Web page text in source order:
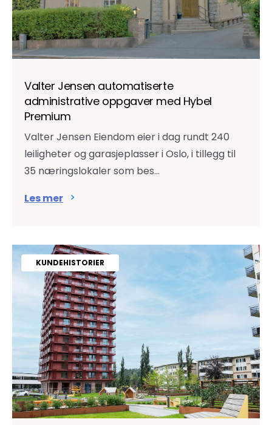
Valter Jensen automatiserte
administrative oppgaver med Hybel
Premium
Valter Jensen Eiendom eier i dag rundt 240
leiligheter og garasjeplasser i Oslo, i tillegg til
35 næringslokaler som bes...
Les mer
KUNDEHISTORIER